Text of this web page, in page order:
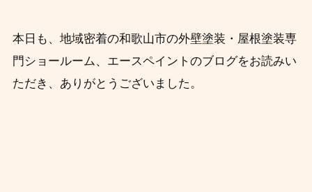
本日も、地域密着の和歌山市の外壁塗装・屋根塗装専
門ショールーム、エースペイントのブログをお読みい
ただき、ありがとうございました。